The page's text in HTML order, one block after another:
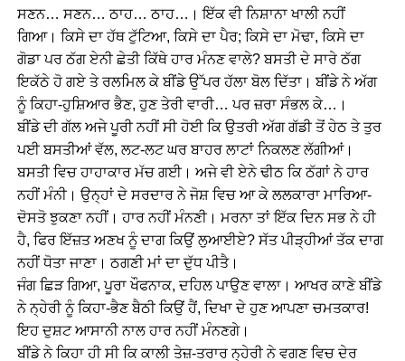
ਸਣਨ… ਸਣਨ… ਠਾਹ… ਠਾਹ…। ਇੱਕ ਵੀ ਨਿਸ਼ਾਨਾ ਖਾਲੀ ਨਹੀਂ
ਗਿਆ। ਕਿਸੇ ਦਾ ਹੱਥ ਟੁੱਟਿਆ, ਕਿਸੇ ਦਾ ਪੈਰ; ਕਿਸੇ ਦਾ ਮੋਢਾ, ਕਿਸੇ ਦਾ
ਗੋਡਾ ਪਰ ਠੱਗ ਏਨੀ ਛੇਤੀ ਕਿੱਥੇ ਹਾਰ ਮੰਨਣ ਵਾਲੇ? ਬਸਤੀ ਦੇ ਸਾਰੇ ਠੱਗ
ਇਕੱਠੇ ਹੋ ਗਏ ਤੇ ਰਲਮਿਲ ਕੇ ਬੀਂਡੇ ਉੱਪਰ ਹੱਲਾ ਬੋਲ ਦਿੱਤਾ। ਬੀਂਡੇ ਨੇ ਅੱਗ
ਨੂੰ ਕਿਹਾ-ਹੁਸ਼ਿਆਰ ਭੈਣ, ਹੁਣ ਤੇਰੀ ਵਾਰੀ… ਪਰ ਜ਼ਰਾ ਸੰਭਲ ਕੇ…।
ਬੀਂਡੇ ਦੀ ਗੱਲ ਅਜੇ ਪੂਰੀ ਨਹੀਂ ਸੀ ਹੋਈ ਕਿ ਉਤਰੀ ਅੱਗ ਗੱਡੀ ਤੋਂ ਹੇਠ ਤੇ ਤੁਰ
ਪਈ ਬਸਤੀਆਂ ਵੱਲ, ਲਟ-ਲਟ ਘਰ ਬਾਹਰ ਲਾਟਾਂ ਨਿਕਲਣ ਲੱਗੀਆਂ।
ਬਸਤੀ ਵਿਚ ਹਾਹਾਕਾਰ ਮੱਚ ਗਈ। ਅਜੇ ਵੀ ਏਨੇ ਢੀਠ ਕਿ ਠੱਗਾਂ ਨੇ ਹਾਰ
ਨਹੀਂ ਮੰਨੀ। ਉਨ੍ਹਾਂ ਦੇ ਸਰਦਾਰ ਨੇ ਜੋਸ਼ ਵਿਚ ਆ ਕੇ ਲਲਕਾਰਾ ਮਾਰਿਆ-
ਦੋਸਤੋ ਝੁਕਣਾ ਨਹੀਂ। ਹਾਰ ਨਹੀਂ ਮੰਨਣੀ। ਮਰਨਾ ਤਾਂ ਇੱਕ ਦਿਨ ਸਭ ਨੇ ਹੀ
ਹੈ, ਫਿਰ ਇੱਜ਼ਤ ਅਣਖ ਨੂੰ ਦਾਗ ਕਿਉਂ ਲੁਆਈਏ? ਸੱਤ ਪੀੜ੍ਹੀਆਂ ਤੱਕ ਦਾਗ
ਨਹੀਂ ਧੋਤਾ ਜਾਣਾ। ਠਗਣੀ ਮਾਂ ਦਾ ਦੁੱਧ ਪੀਤੈ।
ਜੰਗ ਛਿੜ ਗਿਆ, ਪੂਰਾ ਖੌਫਨਾਕ, ਦਹਿਲ ਪਾਉਣ ਵਾਲਾ। ਆਖਰ ਕਾਣੇ ਬੀਂਡੇ
ਨੇ ਨ੍ਹੇਰੀ ਨੂੰ ਕਿਹਾ-ਭੈਣ ਬੈਠੀ ਕਿਉਂ ਹੈਂ, ਦਿਖਾ ਦੇ ਹੁਣ ਆਪਣਾ ਚਮਤਕਾਰ!
ਇਹ ਦੁਸ਼ਟ ਆਸਾਨੀ ਨਾਲ ਹਾਰ ਨਹੀਂ ਮੰਨਣਗੇ।
ਬੀਂਡੇ ਨੇ ਕਿਹਾ ਹੀ ਸੀ ਕਿ ਕਾਲੀ ਤੇਜ਼-ਤਰਾਰ ਨ੍ਹੇਰੀ ਨੇ ਵਗਣ ਵਿਚ ਦੇਰ